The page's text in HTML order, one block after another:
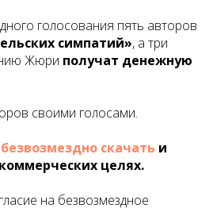
голосования пять авторов
симпатий», а три
Жюри получат денежную
своими голосами.
безвозмездно скачать и
целях.
на безвозмездное